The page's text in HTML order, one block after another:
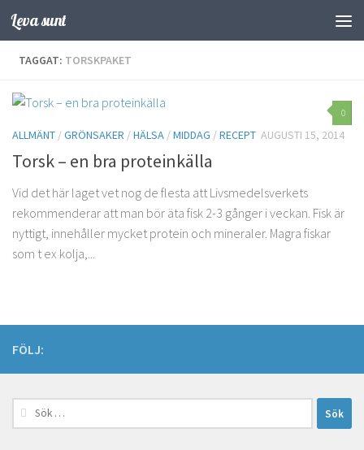
Hoppa till innehåll
Leva sunt
TAGGAT: TORSKPAKET
0
ALLMÄNT /GRÖNSAKER /HÄLSA /MIDDAG /RECEPT AUGUSTI 15, 2014
Torsk – en bra proteinkälla
Vid det här laget vet nog de flesta att Livsmedelsverkets
rekommenderar att man bör äta fisk 2-3 gånger i veckan. Fisk är
nyttigt, innehåller mycket protein och mineraler. Magra fiskar
som t ex kolja,...
FÖLJ:
Sök
efter: